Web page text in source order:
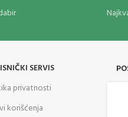
SERVIS
privatnosti
korišćenja